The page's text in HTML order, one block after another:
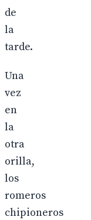
de
la
tarde.
Una
vez
en
la
otra
orilla,
los
romeros
chipioneros